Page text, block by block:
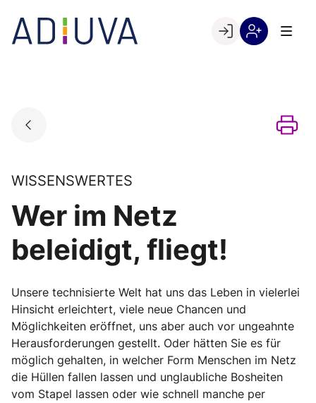
content
Go to landing page.
WISSENSWERTES
Wer im Netz
beleidigt, fliegt!
Unsere technisierte Welt hat uns das Leben in vielerlei
Hinsicht erleichtert, viele neue Chancen und
Möglichkeiten eröffnet, uns aber auch vor ungeahnte
Herausforderungen gestellt. Oder hätten Sie es für
möglich gehalten, in welcher Form Menschen im Netz
die Hüllen fallen lassen und unglaubliche Bosheiten
vom Stapel lassen oder wie schnell manche per